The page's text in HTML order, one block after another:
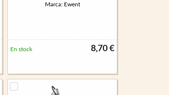
Marca: Ewent
8,70 €
En stock